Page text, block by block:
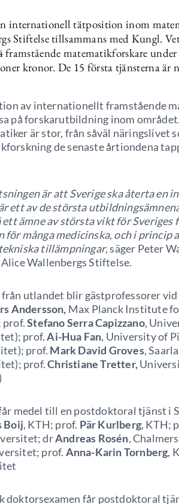
internationell tätposition inom
Stiftelse tillsammans med Kungl.
matematikforskare
kronor. De 15 första tjänsterna är
av internationellt framstående
på forskarutbildning inom
är stor, från såväl näringslivet
de senaste årtiondena
är att Sverige ska återta en
ett av de största
ämne av största vikt för
för många medicinska, och i princip
tillämpningar, säger Peter
Wallenbergs Stiftelse.
från utlandet blir gästprofessorer
Andersson, Max Planck Institute
prof.Stefano Serra Capizzano,
prof.Ai-Hua Fan, University of
prof. Mark David Groves,
prof.Christiane Tretter,
medel till en postdoktoral tjänst i
Boij, KTH; prof. Pär Kurlberg, KTH;
drAndreas Rosén,
prof. Anna-Karin Tornberg,
doktorsexamen får postdoktoral